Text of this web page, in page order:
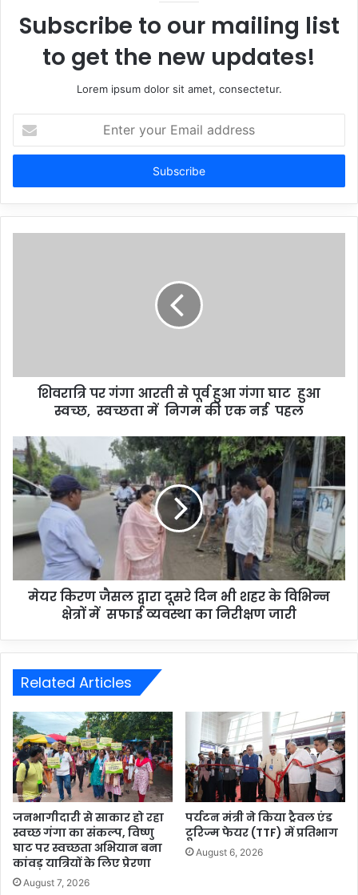
Subscribe to our mailing list
to get the new updates!
Lorem ipsum dolor sit amet, consectetur.
your
Email
शिवरात्रि पर गंगा आरती से पूर्व हुआ गंगा घाट हुआ
स्वच्छ, स्वच्छता में निगम की एक नई पहल
मेयर किरण जैसल द्वारा दूसरे दिन भी शहर के विभिन्न
क्षेत्रों में सफाई व्यवस्था का निरीक्षण जारी
Related Articles
जनभागीदारी से साकार हो रहा
स्वच्छ गंगा का संकल्प, विष्णु
घाट पर स्वच्छता अभियान बना
कांवड़ यात्रियों के लिए प्रेरणा
August 7, 2026
पर्यटन मंत्री ने किया ट्रैवल एंड
टूरिज्म फेयर (TTF) में प्रतिभाग
August 6, 2026